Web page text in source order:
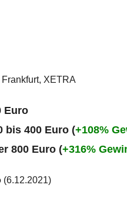
XETRA
Euro
bis 400 Euro (+108%
800 Euro (+316%
(6.12.2021)